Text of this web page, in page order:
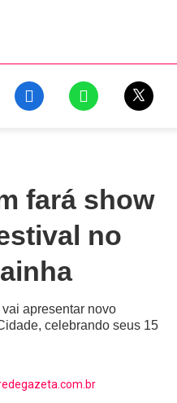
fará show
no
apresentar novo
celebrando seus 15